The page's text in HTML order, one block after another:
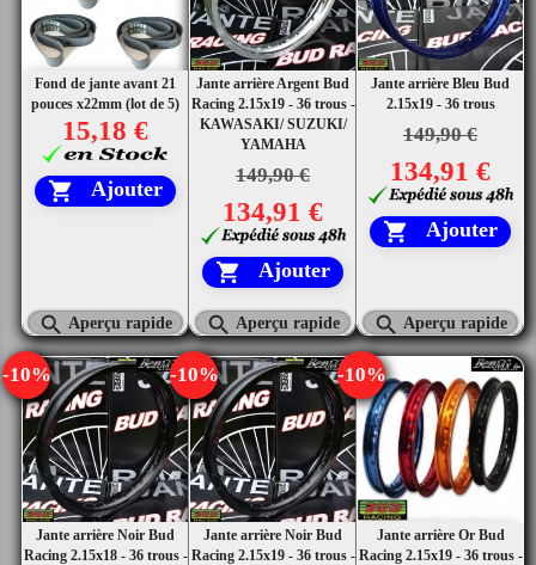
Fond de jante avant 21
pouces x22mm (lot de 5)
15,18 €
 Ajouter
 Aperçu rapide
Jante arrière Argent Bud
Racing 2.15x19 - 36 trous -
KAWASAKI/ SUZUKI/
YAMAHA
149,90 €
134,91 €
 Ajouter
 Aperçu rapide
Jante arrière Bleu Bud
2.15x19 - 36 trous
149,90 €
134,91 €
 Ajouter
 Aperçu rapide
Jante arrière Noir Bud
Racing 2.15x18 - 36 trous -
-10%
Jante arrière Noir Bud
Racing 2.15x19 - 36 trous -
-10%
Jante arrière Or Bud
Racing 2.15x19 - 36 trous -
-10%